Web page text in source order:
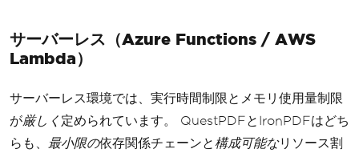
サーバーレス（Azure Functions / AWS
Lambda）
サーバーレス環境では、実行時間制限とメモリ使用量制限
が厳しく 定められています。 QuestPDFとIronPDFはどち
らも、
最小限の依存関係チェーンと構成可能なリソース割